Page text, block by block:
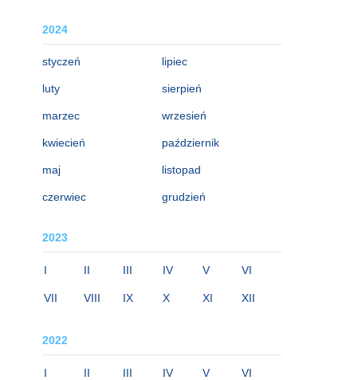
2024
styczeń
luty
marzec
kwiecień
maj
czerwiec
lipiec
sierpień
wrzesień
październik
listopad
grudzień
2023
I II III IV V VI
VII VIII IX X XI XII
2022
I II III IV V VI